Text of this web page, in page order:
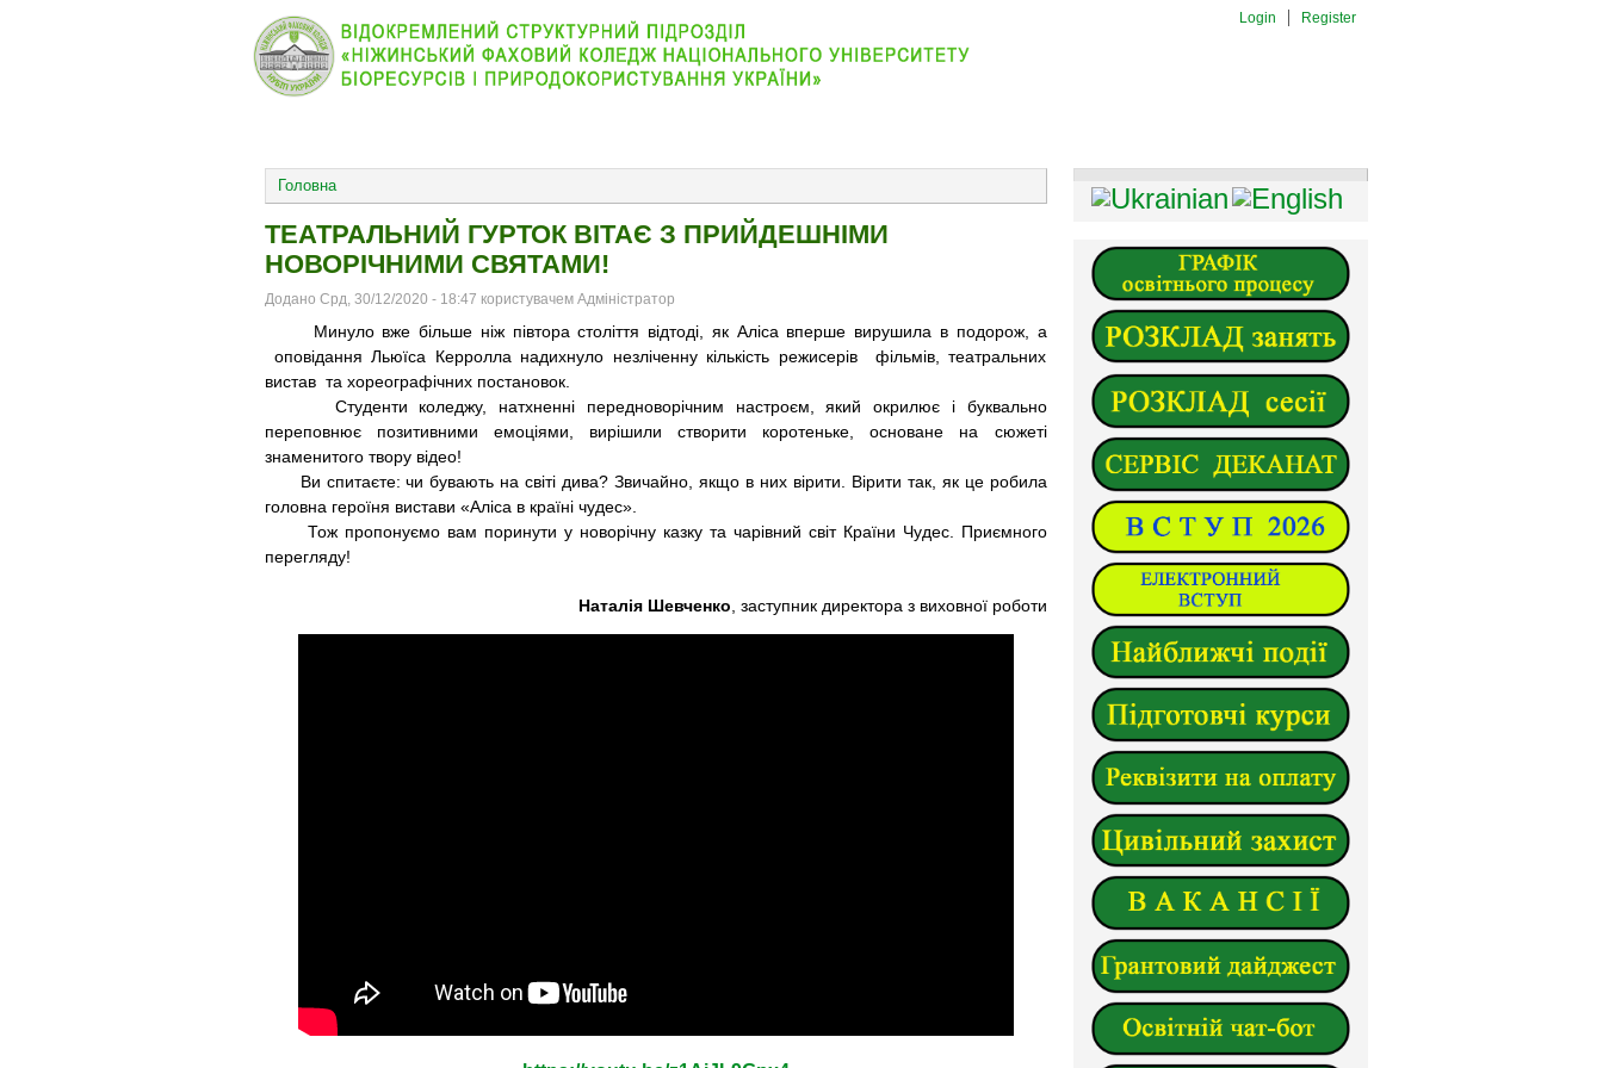
Login Register
Головна
ТЕАТРАЛЬНИЙ ГУРТОК ВІТАЄ З ПРИЙДЕШНІМИ
НОВОРІЧНИМИ СВЯТАМИ!
Додано Срд, 30/12/2020 - 18:47 користувачем Адміністратор
Минуло вже більше ніж півтора століття відтоді, як Аліса вперше вирушила в подорож, а
оповідання Льюїса Керролла надихнуло незліченну кількість режисерів фільмів, театральних
вистав та хореографічних постановок.
Студенти коледжу, натхненні передноворічним настроєм, який окрилює і буквально
переповнює позитивними емоціями, вирішили створити коротеньке, основане на сюжеті
знаменитого твору відео!
Ви спитаєте: чи бувають на світі дива? Звичайно, якщо в них вірити. Вірити так, як це робила
головна героїня вистави «Аліса в країні чудес».
Тож пропонуємо вам поринути у новорічну казку та чарівний світ Країни Чудес. Приємного
перегляду!
Наталія Шевченко , заступник директора з виховної роботи